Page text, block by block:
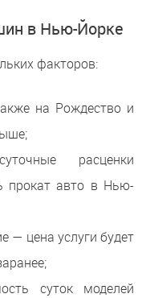
в Нью-Йорке
факторов:
на Рождество и
расценки
прокат авто в Нью-
— цена услуги будет
суток моделей